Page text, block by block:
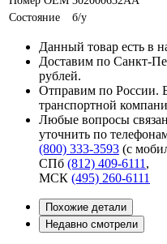
Состояние
б/у
Данный товар есть в
Доставим по Санкт-
рублей.
Отправим по России.
транспортной
Любые вопросы
уточнить по
(800) 333-3593 (с
СПб (812) 409-6111 ,
МСК (495) 260-6111
Похожие детали
Недавно смотрели